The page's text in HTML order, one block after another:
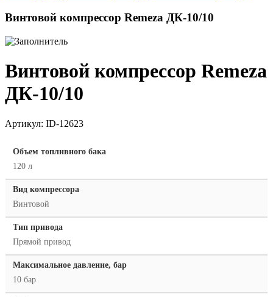
Винтовой компрессор Remeza ДК-10/10
Винтовой компрессор Remeza
ДК-10/10
Артикул: ID-12623
Объем топливного бака
120 л
Вид компрессора
Винтовой
Тип привода
Прямой привод
Максимальное давление, бар
10 бар